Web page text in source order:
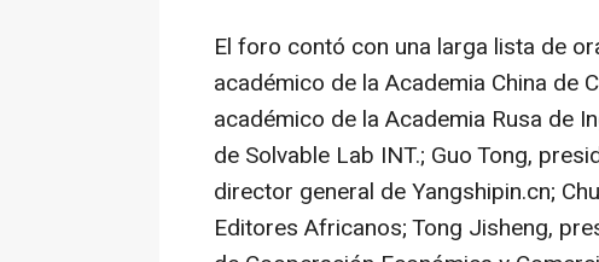
El foro contó con una larga lista de
académico de la Academia China de
académico de la Academia Rusa de
de Solvable Lab INT.; Guo Tong,
director general de Yangshipin.cn;
Editores Africanos; Tong Jisheng,